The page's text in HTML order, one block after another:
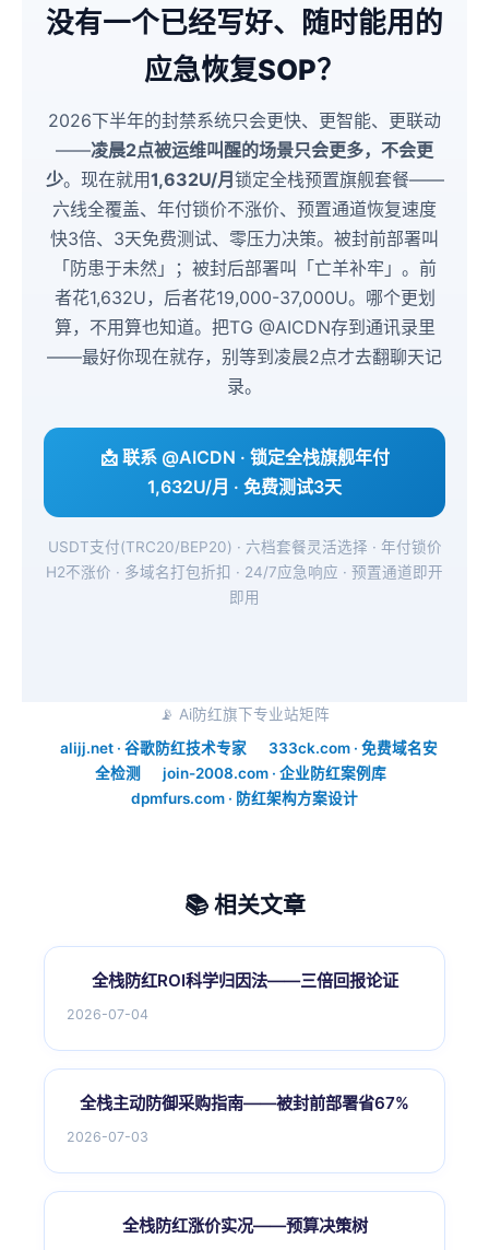
没有一个已经写好、随时能用的
应急恢复SOP？
2026下半年的封禁系统只会更快、更智能、更联动
——凌晨2点被运维叫醒的场景只会更多，不会更
少。现在就用1,632U/月 锁定全栈预置旗舰套餐——
六线全覆盖、年付锁价不涨价、预置通道恢复速度
快3倍、3天免费测试、零压力决策。被封前部署叫
「防患于未然」；被封后部署叫「亡羊补牢」。前
者花1,632U，后者花19,000-37,000U。哪个更划
算，不用算也知道。把TG @AICDN存到通讯录里
——最好你现在就存，别等到凌晨2点才去翻聊天记
录。
📩 联系 @AICDN · 锁定全栈旗舰年付
1,632U/月 · 免费测试3天
USDT支付(TRC20/BEP20) · 六档套餐灵活选择 · 年付锁价
H2不涨价 · 多域名打包折扣 · 24/7应急响应 · 预置通道即开
即用
📡 Ai防红旗下专业站矩阵
alijj.net · 谷歌防红技术专家
333ck.com · 免费域名安
全检测
join-2008.com · 企业防红案例库
dpmfurs.com · 防红架构方案设计
📚 相关文章
全栈防红ROI科学归因法——三倍回报论证
2026-07-04
全栈主动防御采购指南——被封前部署省67%
2026-07-03
全栈防红涨价实况——预算决策树